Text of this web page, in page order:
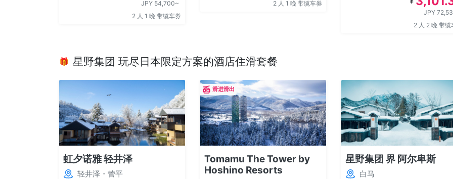
JPY 54,700~
2 人 1 晚 带缆车券
2 人 1 晚 带缆车券
JPY
2 人 2 晚 带缆
🎁 星野集团 玩尽日本限定方案的酒店住滑套餐
虹夕诺雅 轻井泽
轻井泽・菅平
滑进滑出
Tomamu The Tower by
Hoshino Resorts
星野集团 界 阿尔卑斯
白马